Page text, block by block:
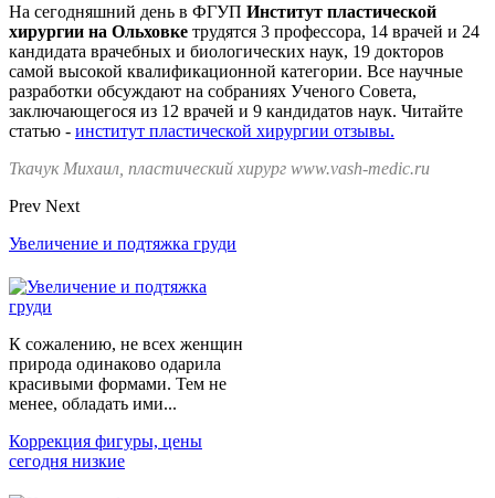
На сегодняшний день в ФГУП Институт пластической
хирургии на Ольховке трудятся 3 профессора, 14 врачей и 24
кандидата врачебных и биологических наук, 19 докторов
самой высокой квалификационной категории. Все научные
разработки обсуждают на собраниях Ученого Совета,
заключающегося из 12 врачей и 9 кандидатов наук. Читайте
статью - институт пластической хирургии отзывы.
Ткачук Михаил, пластический хирург www.vash-medic.ru
Prev Next
Увеличение и подтяжка груди
К сожалению, не всех женщин
природа одинаково одарила
красивыми формами. Тем не
менее, обладать ими...
Коррекция фигуры, цены
сегодня низкие